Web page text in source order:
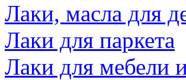
Лаки, масла для
Лаки для паркета
Лаки для мебели